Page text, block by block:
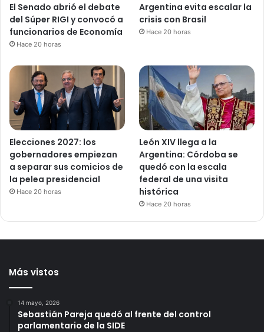
El Senado abrió el debate
del Súper RIGI y convocó a
funcionarios de Economía
Hace 20 horas
Argentina evita escalar la
crisis con Brasil
Hace 20 horas
Elecciones 2027: los
gobernadores empiezan
a separar sus comicios de
la pelea presidencial
Hace 20 horas
León XIV llega a la
Argentina: Córdoba se
quedó con la escala
federal de una visita
histórica
Hace 20 horas
Más vistos
14 mayo, 2026
Sebastián Pareja quedó al frente del control
parlamentario de la SIDE